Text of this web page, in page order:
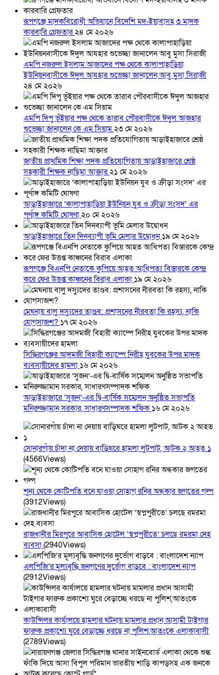
রূপগঞ্জে মাদকবিরোধী অভিযানে বিদেশি মদ-ইয়াবাসহ ৩ মাদক
কারবারি গ্রেফতার২৪ মে ২০২৬
এমপি নজরুল ইসলাম আজাদের পক্ষ থেকে কালাপাহাড়িয়া
ইউনিয়নবাসীকে ঈদুল আযহার শুভেচ্ছা জানালেন আবু মুসা সিরাজী
২৪ মে ২০২৬
এমপি দিপু ভূঁইয়ার পক্ষ থেকে তারাব পৌরবাসীকে ঈদুল আজহার
শুভেচ্ছা জানালেন কে এম সিয়াম২৩ মে ২০২৬
জাতীয় প্রাথমিক শিক্ষা পদক প্রতিযোগিতায় আড়াইহাজারে শ্রেষ্ঠ
সহকারী শিক্ষক নাছিমা আক্তার২১ মে ২০২৬
আড়াইহাজারে ‘কালাপাহাড়িয়া ইউনিয়ন যুব ও ক্রীড়া সংসদ’ এর
পূর্ণাঙ্গ কমিটি ঘোষণা২০ মে ২০২৬
আড়াইহাজারে তিন দিনব্যাপী ভূমি মেলার উদ্বোধন১৯ মে ২০২৬
রূপগঞ্জে বিএনপি নেতাকে কুপিয়ে আহত আধিপত্য বিস্তারকে কেন্দ্র
করে ফের উত্তপ্ত কাঞ্চনের বিরাব এলাকা ১৯ মে ২০২৬
মেঘনায় বালু দস্যুদের তাণ্ডব: প্রশাসনের নীরবতা কি রহস্য, নাকি
যোগসাজশ? ১৭ মে ২০২৬
সিদ্ধিরগঞ্জের আদমজী বিহারী ক্যাম্পে নিরীহ যুবকের উপর মাদক
ব্যবসায়ীদের হামলা ১৬ মে ২০২৬
আড়াইহাজারে ‘সুজন’-এর দ্বি-বার্ষিক সম্মেলন অনুষ্ঠিত সভাপতি
মনিরুজ্জামান সরকার, সাধারণসম্পাদক শফিক ১৬ মে ২০২৬
সোনারগাঁয় চাঁদা না দেয়ায় বাড়িঘরে হামলা লুটপাট, আটক ২ আহত ১
(4566Views)
শূন্য থেকে কোটিপতি বনে যাওয়া সোহাগ রনির অন্ধকার জগতের গল্প
(3912Views)
রাজধানীর মিরপুরে আবাসিক হোটেল ‘স্বপ্নপুরীতে’ চলছে রমরমা দেহ
ব্যবসা(2940Views)
এলপিজি’র মূল্যবৃদ্ধি জনগণের দুর্ভোগ বাড়বে : বাংলাদেশ ন্যাপ
(2912Views)
কাউন্সিলর কার্যালয়ে হামলার ঘটনায় মামলার প্রধান আসামী টাইগার
ফারুক প্রকাশ্যে ঘুরে বেড়াচ্ছে ধরছে না পুলিশ,আতংকে এলাকাবাসী
(2789Views)